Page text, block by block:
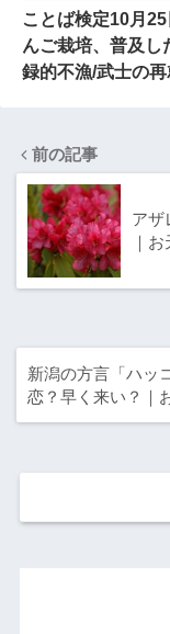
ことば検定10月
んご栽培、普及し
録的不漁/武士の再
前の記事
アザ
｜
新潟の方言「ハッ
恋？早く来い？｜